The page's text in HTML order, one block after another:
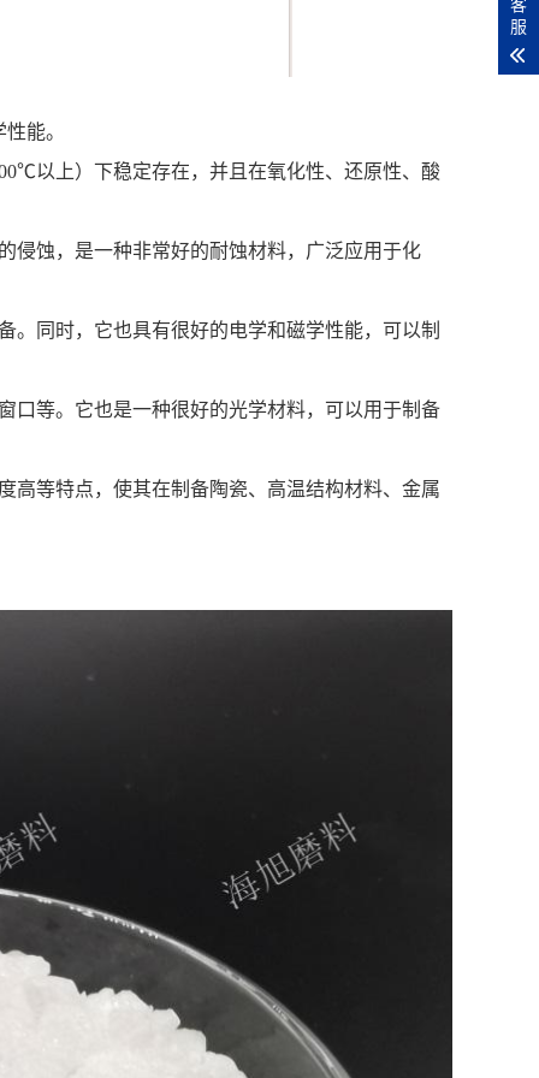
能。‌
以上）下稳定存在，并且在氧化性、还原性、酸
侵蚀，是一种非常好的耐蚀材料，广泛应用于化
。同时，它也具有很好的电学和磁学性能，可以制
口等。它也是一种很好的光学材料，可以用于制备
高等特点，使其在制备陶瓷、高温结构材料、金属
服